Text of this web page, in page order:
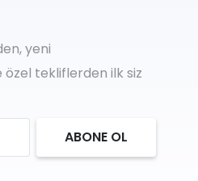
yeni
tekliflerden ilk siz
ABONE OL